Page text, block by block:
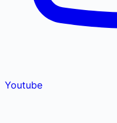
Youtube